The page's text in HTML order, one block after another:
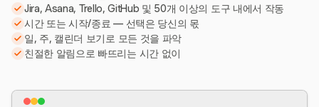
Jira, Asana, Trello, GitHub 및 50개 이상의 도구 내에서 작동
시간 또는 시작/종료 — 선택은 당신의 몫
일, 주, 캘린더 보기로 모든 것을 파악
친절한 알림으로 빠뜨리는 시간 없이